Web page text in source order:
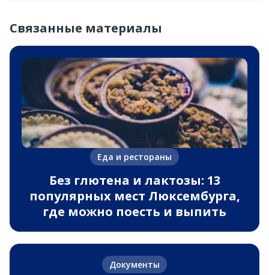
Связанные материалы
Еда и рестораны
Без глютена и лактозы: 13
популярных мест Люксембурга,
где можно поесть и выпить
Документы